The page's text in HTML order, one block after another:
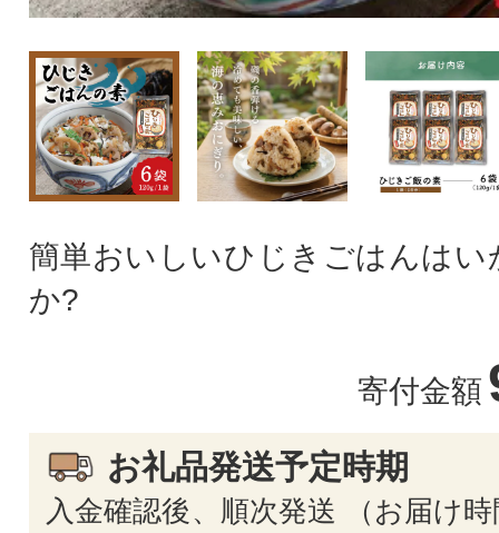
簡単おいしいひじきごはんはい
か?
寄付金額
お礼品発送予定時期
入金確認後、順次発送 （お届け